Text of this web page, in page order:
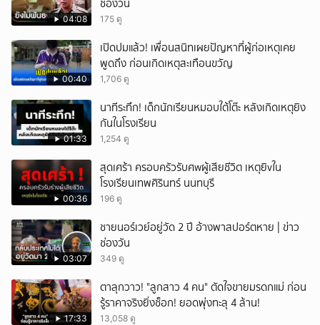
04:08
ช่องวัน
175 ดู
00:40
เปิดปมแล้ว! เพื่อนสนิทเผยปัญหาที่ผู้ก่อเหตุเคย
พูดถึง ก่อนเกิดเหตุสะเทือนขวัญ
1,706 ดู
01:33
นาทีระทึก! เด็กนักเรียนหมอบใต้โต๊ะ หลังเกิดเหตุยิง
กันในโรงเรียน
1,254 ดู
00:36
สุดเศร้า ครอบครัวรับศwผู้เสียชีวิต เหตุยิvใน
โรงเรียนเทพศิรินทร์ นนทบุรี
196 ดู
03:07
ชายนอร์เวย์อยู่วัด 2 ปี อ้างพาสปอร์ตหาย | ข่าว
ช่องวัน
349 ดู
17:33
ตาลุกวาว! "ลูกสาว 4 คน" ตัดใจขายมรดกแม่ ก่อน
รู้ราคาจริงยิ่งช็อก! ยอดพุ่งทะลุ 4 ล้าน!
13,058 ดู